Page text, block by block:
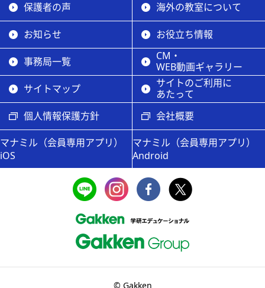
保護者の声 海外の教室について
お知らせ お役立ち情報
事務局一覧
CM・
WEB動画ギャラリー
サイトマップ
サイトのご利用に
あたって
個人情報保護方針
会社概要
マナミル（会員専用アプリ）
iOS
マナミル（会員専用アプリ）
Android
© Gakken